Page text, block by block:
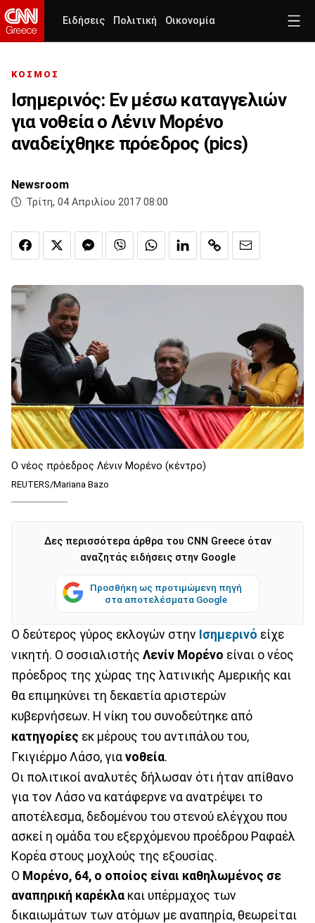
Ειδήσεις Πολιτική Οικονομία
ΚΟΣΜΟΣ
Ισημερινός: Εν μέσω καταγγελιών
για νοθεία ο Λένιν Μορένο
αναδείχθηκε πρόεδρος (pics)
Newsroom
Τρίτη, 04 Απριλίου 2017 08:00
Ο νέος πρόεδρος Λένιν Μορένο (κέντρο)
REUTERS/Mariana Bazo
Δες περισσότερα άρθρα του CNN Greece όταν
αναζητάς ειδήσεις στην Google
Προσθήκη ως προτιμώμενη πηγή
στα αποτελέσματα Google
Ο δεύτερος γύρος εκλογών στην Ισημερινό είχε
νικητή. Ο σοσιαλιστής Λενίν Μορένο είναι ο νέος
πρόεδρος της χώρας της λατινικής Αμερικής και
θα επιμηκύνει τη δεκαετία αριστερών
κυβερνήσεων. Η νίκη του συνοδεύτηκε από
κατηγορίες εκ μέρους του αντιπάλου του,
Γκιγιέρμο Λάσο, για νοθεία.
Οι πολιτικοί αναλυτές δήλωσαν ότι ήταν απίθανο
για τον Λάσο να κατάφερνε να ανατρέψει το
αποτέλεσμα, δεδομένου του στενού ελέγχου που
ασκεί η ομάδα του εξερχόμενου προέδρου Ραφαέλ
Κορέα στους μοχλούς της εξουσίας.
Ο Μορένο, 64, ο οποίος είναι καθηλωμένος σε
αναπηρική καρέκλα και υπέρμαχος των
δικαιωμάτων των ατόμων με αναπηρία, θεωρείται